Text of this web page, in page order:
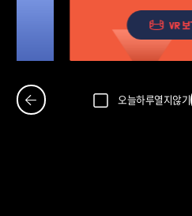
세상의 모든 실증
실증맵 바로가
오늘하루열지않기